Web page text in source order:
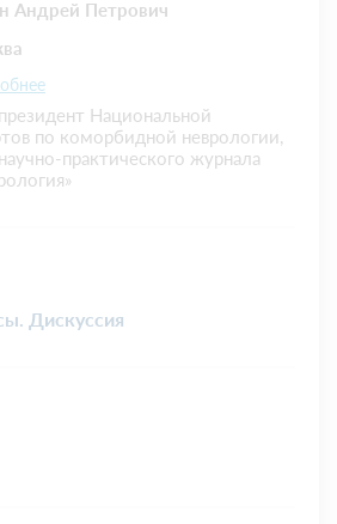
Андрей Петрович
Национальной
по коморбидной неврологии,
практического журнала
Дискуссия